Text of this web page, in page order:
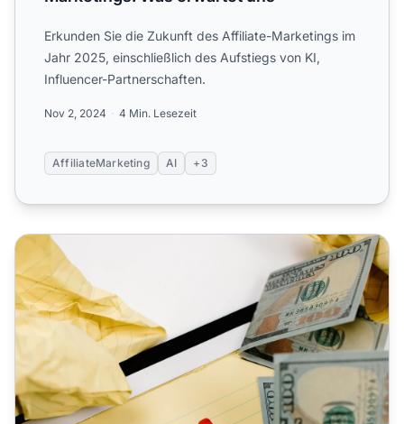
Erkunden Sie die Zukunft des Affiliate-Marketings im
Jahr 2025, einschließlich des Aufstiegs von KI,
Influencer-Partnerschaften.
Nov 2, 2024 4 Min. Lesezeit
AffiliateMarketing AI +3
8 Affiliate-Marketing-Betrugsmaschen, die Sie 2026